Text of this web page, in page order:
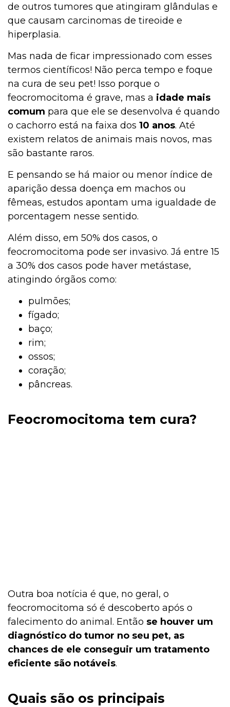
de outros tumores que atingiram glândulas e
que causam carcinomas de tireoide e
hiperplasia.
Mas nada de ficar impressionado com esses
termos científicos! Não perca tempo e foque
na cura de seu pet! Isso porque o
feocromocitoma é grave, mas a idade mais
comum para que ele se desenvolva é quando
o cachorro está na faixa dos 10 anos. Até
existem relatos de animais mais novos, mas
são bastante raros.
E pensando se há maior ou menor índice de
aparição dessa doença em machos ou
fêmeas, estudos apontam uma igualdade de
porcentagem nesse sentido.
Além disso, em 50% dos casos, o
feocromocitoma pode ser invasivo. Já entre 15
a 30% dos casos pode haver metástase,
atingindo órgãos como:
pulmões;
fígado;
baço;
rim;
ossos;
coração;
pâncreas.
Feocromocitoma tem cura?
Outra boa notícia é que, no geral, o
feocromocitoma só é descoberto após o
falecimento do animal. Então se houver um
diagnóstico do tumor no seu pet, as
chances de ele conseguir um tratamento
eficiente são notáveis.
Quais são os principais